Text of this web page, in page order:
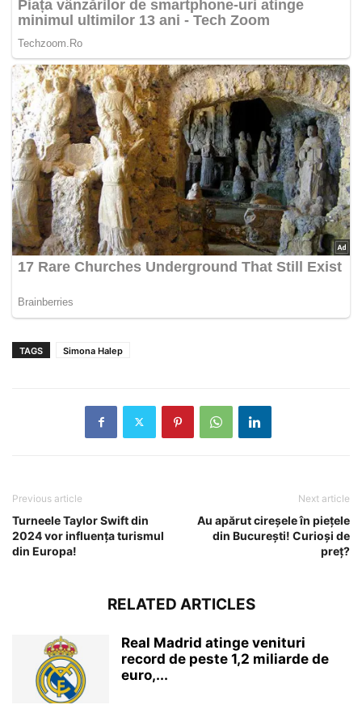
TAGS Simona Halep
Previous article
Turneele Taylor Swift din
2024 vor influența turismul
din Europa!
Next article
Au apărut cireșele în piețele
din București! Curioși de
preț?
RELATED ARTICLES
Real Madrid atinge venituri
record de peste 1,2 miliarde de
euro,...